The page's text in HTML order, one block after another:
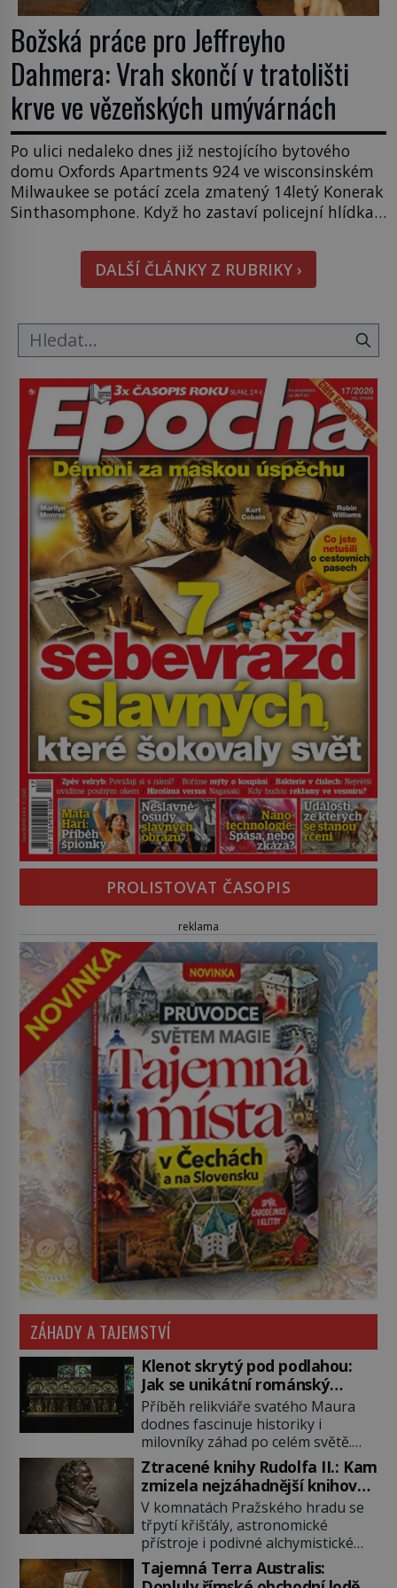
Božská práce pro Jeffreyho
Dahmera: Vrah skončí v tratolišti
krve ve vězeňských umývárnách
Po ulici nedaleko dnes již nestojícího bytového
domu Oxfords Apartments 924 ve wisconsinském
Milwaukee se potácí zcela zmatený 14letý Konerak
Sinthasomphone. Když ho zastaví policejní hlídka,
Strážníci ho dopraví zpět do udaného bytu. Oním
„kamarádem“ je ovšem jeden z nejslavnějších
vrahů, Jeffrey Dahmer (1960–1994). Je 27. května
DALŠÍ ČLÁNKY Z RUBRIKY ›
PROLISTOVAT ČASOPIS
reklama
ZÁHADY A TAJEMSTVÍ
Klenot skrytý pod podlahou:
Jak se unikátní románský
poklad dostal do zapadlého
Bečova?
Příběh relikviáře svatého Maura
dodnes fascinuje historiky i
milovníky záhad po celém světě.
Tato románská zlatnická památka
ze 13. století je po českých
korunovačních klenotech druhým
nejcennějším movitým majetkem v
České republice. Přestože byl
klenot v roce 1985 po dramatickém
pátrání kriminalistů úspěšně
nalezen, jeho minulost stále
Ztracené knihy Rudolfa II.: Kam
zmizela nejzáhadnější knihovna
Evropy?
V komnatách Pražského hradu se
třpytí křišťály, astronomické
přístroje i podivné alchymistické
rukopisy. Císař Rudolf II.
shromažďuje vše, co souvisí s
Tajemná Terra Australis: